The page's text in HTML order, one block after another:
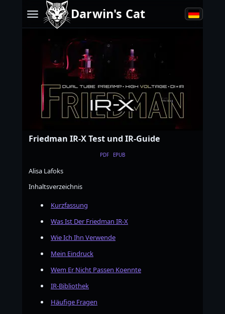
Darwin's Cat
Friedman IR-X Test und IR-Guide
PDF EPUB
Alisa Lafoks
Inhaltsverzeichnis
Kurzfassung
Was Ist Der Friedman IR-X
Wie Ich Ihn Verwende
Mein Eindruck
Wem Er Nicht Passen Koennte
IR-Bibliothek
Häufige Fragen